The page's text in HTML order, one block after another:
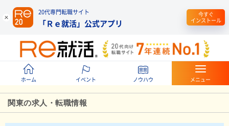
20代専門転職サイト
「Ｒｅ就活」公式アプリ
今すぐ
インストール
ホーム イベント ノウハウ メニュー
関東の求人・転職情報